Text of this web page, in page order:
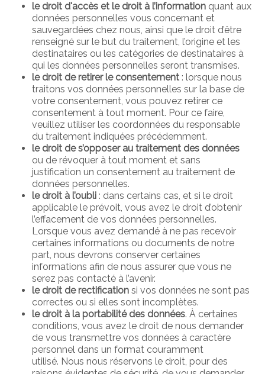
le droit d'accès et le droit à l’information quant aux
données personnelles vous concernant et
sauvegardées chez nous, ainsi que le droit d’être
renseigné sur le but du traitement, l’origine et les
destinataires ou les catégories de destinataires à
qui les données personnelles seront transmises.
le droit de retirer le consentement : lorsque nous
traitons vos données personnelles sur la base de
votre consentement, vous pouvez retirer ce
consentement à tout moment. Pour ce faire,
veuillez utiliser les coordonnées du responsable
du traitement indiquées précédemment.
le droit de s’opposer au traitement des données
ou de révoquer à tout moment et sans
justification un consentement au traitement de
données personnelles.
le droit à l’oubli : dans certains cas, et si le droit
applicable le prévoit, vous avez le droit d’obtenir
l’effacement de vos données personnelles.
Lorsque vous avez demandé à ne pas recevoir
certaines informations ou documents de notre
part, nous devrons conserver certaines
informations afin de nous assurer que vous ne
serez pas contacté à l’avenir.
le droit de rectification si vos données ne sont pas
correctes ou si elles sont incomplètes.
le droit à la portabilité des données. À certaines
conditions, vous avez le droit de nous demander
de vous transmettre vos données à caractère
personnel dans un format couramment
utilisé. Nous nous réservons le droit, pour des
raisons évidentes de sécurité, de vous demander